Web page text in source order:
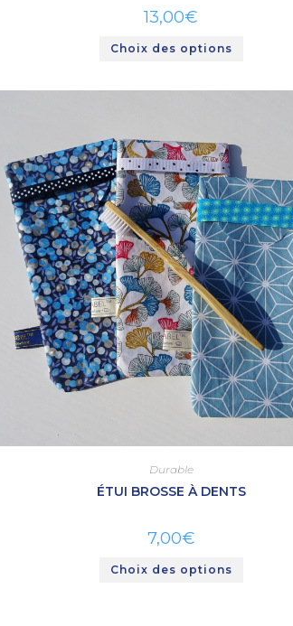
13,00€
Choix des options
Durable
ÉTUI BROSSE À DENTS
7,00€
Choix des options